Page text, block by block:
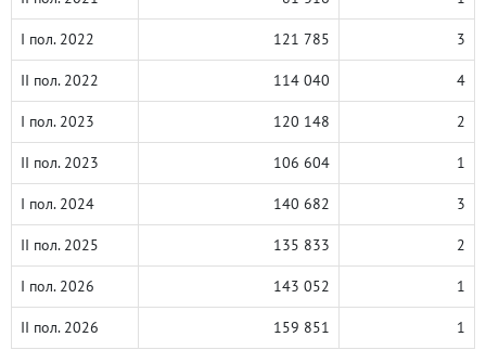
I пол. 2022 121 785 3
II пол. 2022 114 040 4
I пол. 2023 120 148 2
II пол. 2023 106 604 1
I пол. 2024 140 682 3
II пол. 2025 135 833 2
I пол. 2026 143 052 1
II пол. 2026 159 851 1